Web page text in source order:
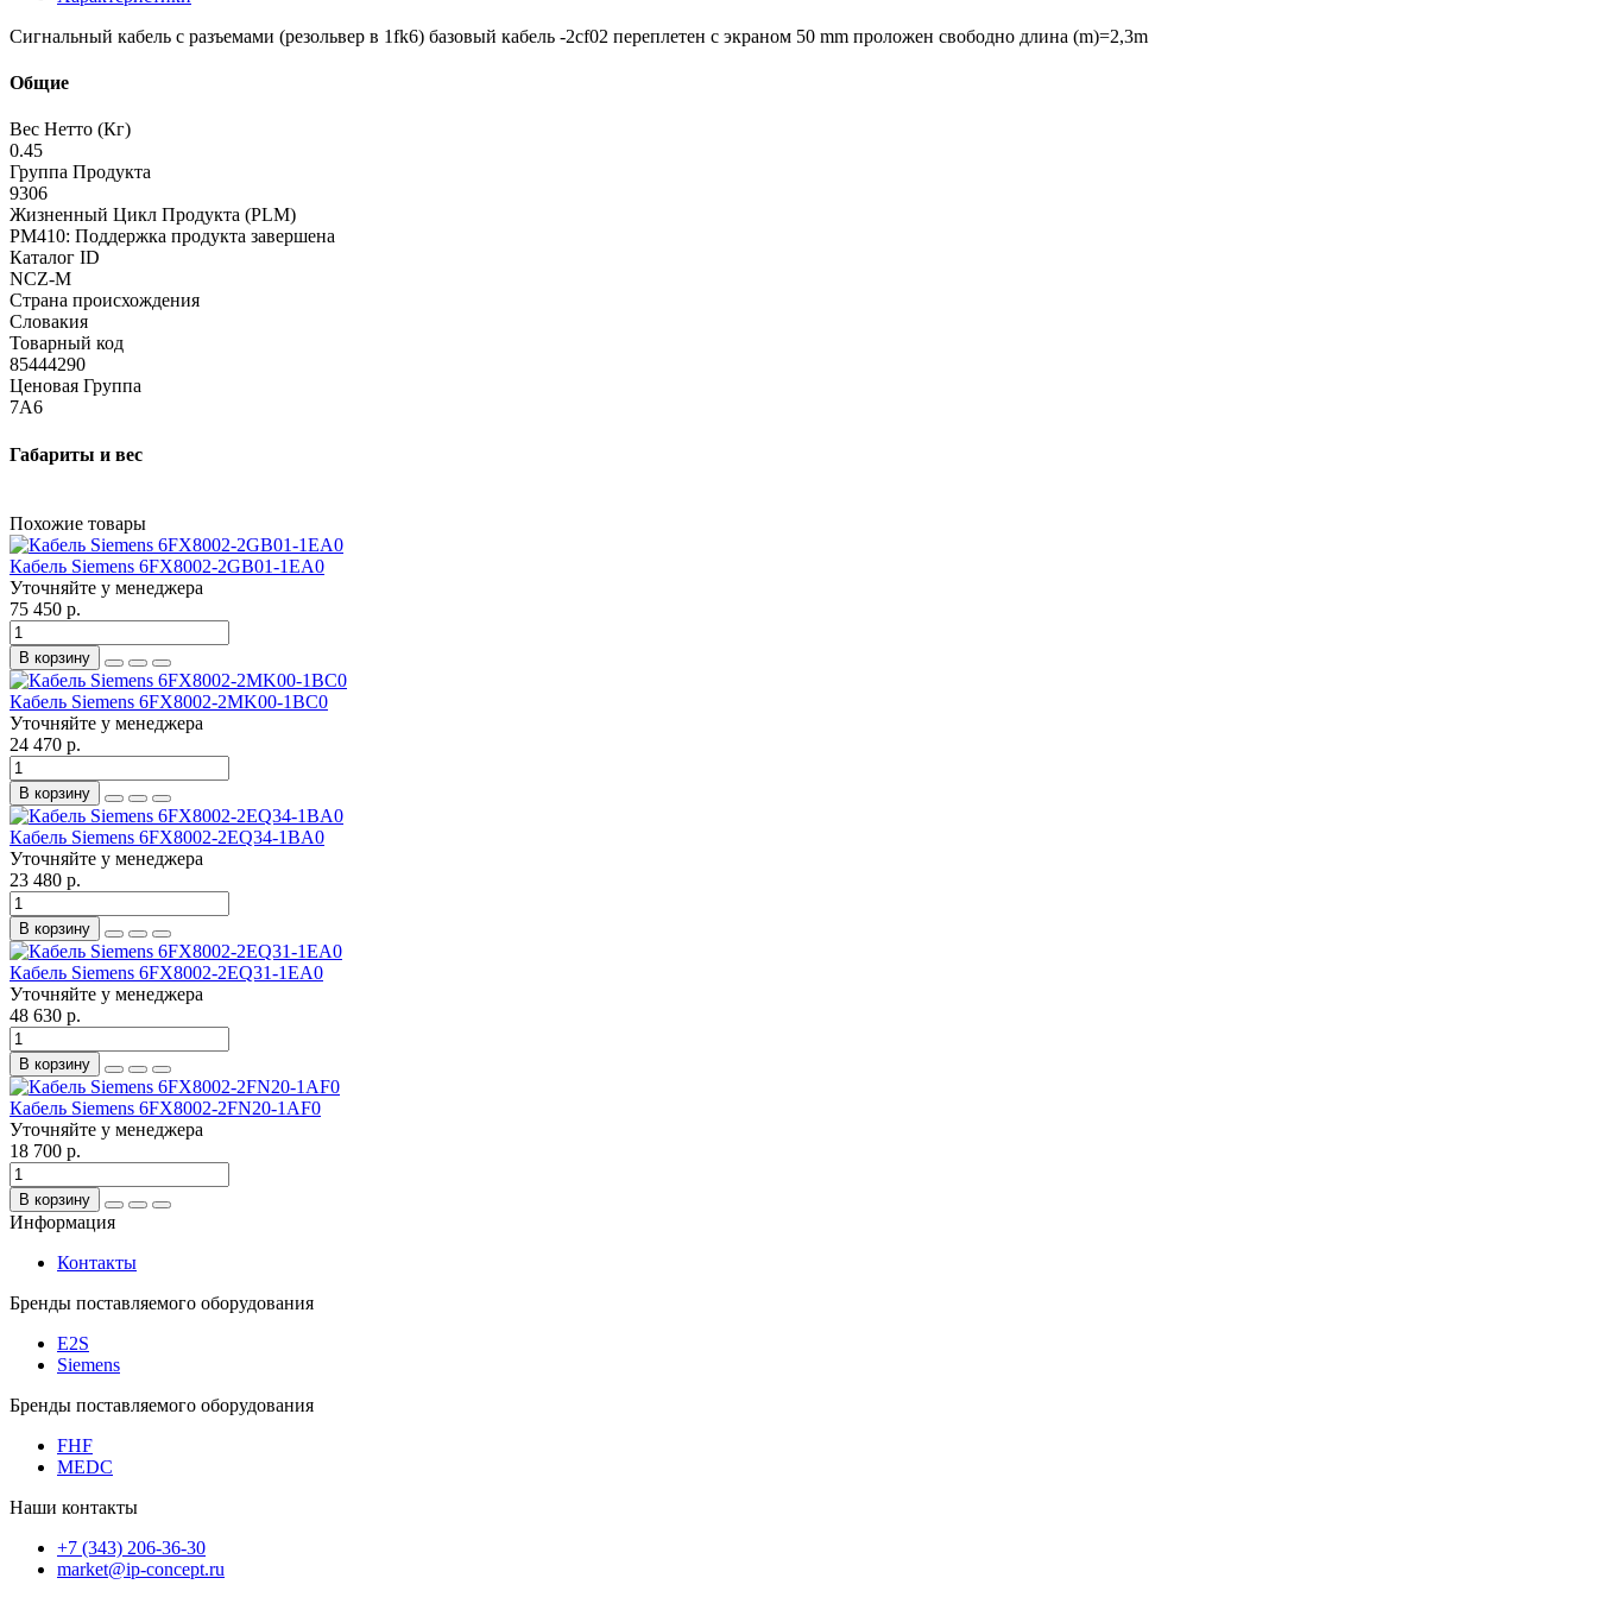
Сигнальный кабель с разъемами (резольвер в 1fk6) базовый кабель -2cf02 переплетен с экраном 50 mm проложен свободно длина (m)=2,3m
Общие
Вес Нетто (Кг)
0.45
Группа Продукта
9306
Жизненный Цикл Продукта (PLM)
PM410: Поддержка продукта завершена
Каталог ID
NCZ-M
Страна происхождения
Словакия
Товарный код
85444290
Ценовая Группа
7A6
Габариты и вес
Похожие товары
Кабель Siemens 6FX8002-2GB01-1EA0
Уточняйте у менеджера
75 450 р.
В корзину
Кабель Siemens 6FX8002-2MK00-1BC0
Уточняйте у менеджера
24 470 р.
В корзину
Кабель Siemens 6FX8002-2EQ34-1BA0
Уточняйте у менеджера
23 480 р.
В корзину
Кабель Siemens 6FX8002-2EQ31-1EA0
Уточняйте у менеджера
48 630 р.
В корзину
Кабель Siemens 6FX8002-2FN20-1AF0
Уточняйте у менеджера
18 700 р.
В корзину
Информация
Контакты
Бренды поставляемого оборудования
E2S
Siemens
Бренды поставляемого оборудования
FHF
MEDC
Наши контакты
+7 (343) 206-36-30
market@ip-concept.ru